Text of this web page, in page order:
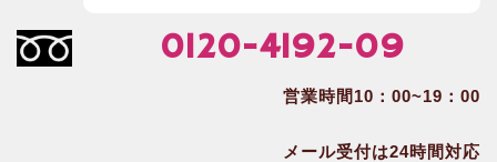
0120-4192-09
営業時間10：00~19：00
メール受付は24時間対応